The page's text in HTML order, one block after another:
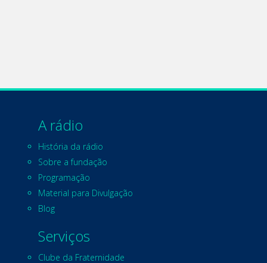
A rádio
História da rádio
Sobre a fundação
Programação
Material para Divulgação
Blog
Serviços
Clube da Fraternidade